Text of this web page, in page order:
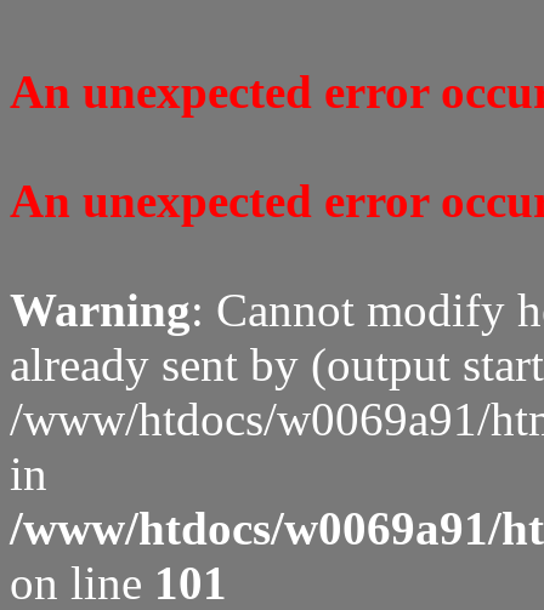
An unexpected error
An unexpected error
Warning: Cannot modify
already sent by (output
/www/htdocs/w0069a91/
in
/www/htdocs/w0069a91/
on line 101